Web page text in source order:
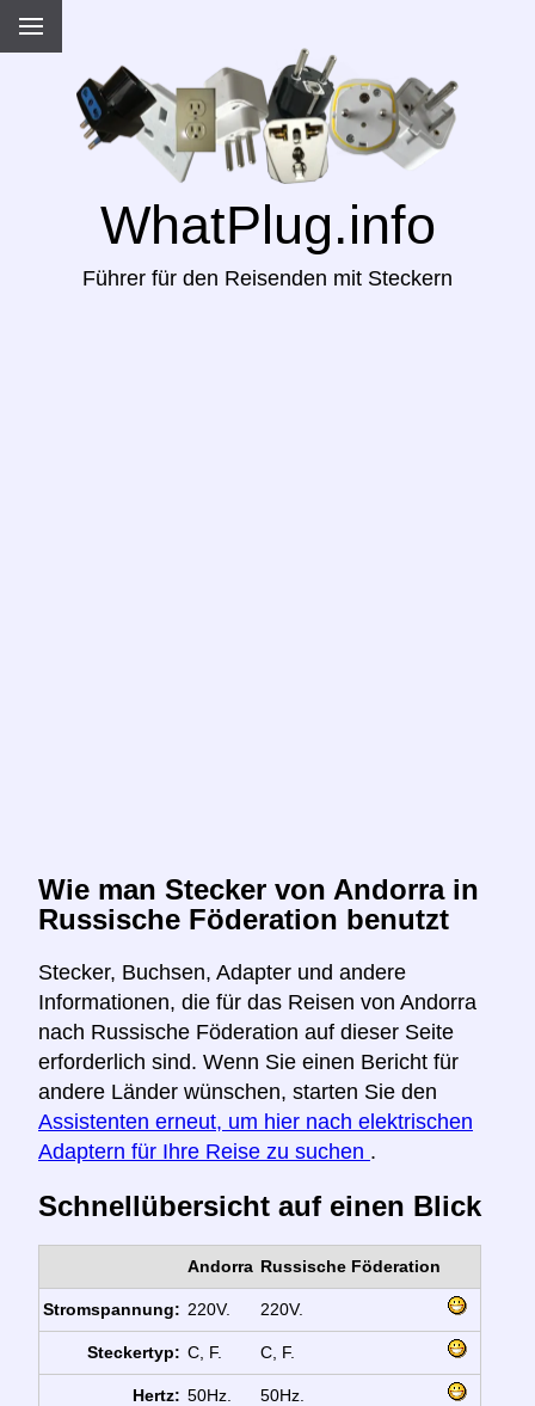
WhatPlug.info
Führer für den Reisenden mit Steckern
Wie man Stecker von Andorra in
Russische Föderation benutzt
Stecker, Buchsen, Adapter und andere
Informationen, die für das Reisen von Andorra
nach Russische Föderation auf dieser Seite
erforderlich sind. Wenn Sie einen Bericht für
andere Länder wünschen, starten Sie den
Assistenten erneut, um hier nach elektrischen
Adaptern für Ihre Reise zu suchen .
Schnellübersicht auf einen Blick
Andorra Russische Föderation
Stromspannung: 220V. 220V.
Steckertyp: C, F. C, F.
Hertz: 50Hz. 50Hz.